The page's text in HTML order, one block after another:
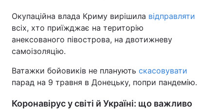
Окупаційна влада Криму вирішила відправляти
всіх, хто приїжджає на територію
анексованого півострова, на двотижневу
самоізоляцію.
Ватажки бойовиків не планують скасовувати
парад на 9 травня в Донецьку, попри пандемію.
Коронавірус у світі й Україні: що важливо